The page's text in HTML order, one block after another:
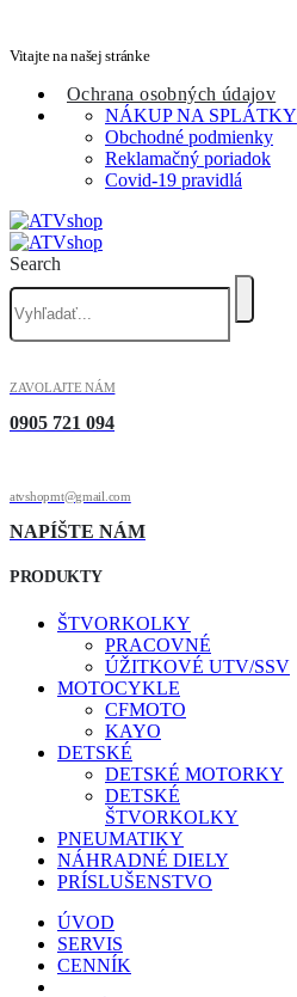
Vitajte na našej stránke
Ochrana osobných údajov
NÁKUP NA SPLÁTKY
Obchodné podmienky
Reklamačný poriadok
Covid-19 pravidlá
Search
ZAVOLAJTE NÁM
0905 721 094
atvshopmt@gmail.com
NAPÍŠTE NÁM
PRODUKTY
ŠTVORKOLKY
PRACOVNÉ
ÚŽITKOVÉ UTV/SSV
MOTOCYKLE
CFMOTO
KAYO
DETSKÉ
DETSKÉ MOTORKY
DETSKÉ
ŠTVORKOLKY
PNEUMATIKY
NÁHRADNÉ DIELY
PRÍSLUŠENSTVO
ÚVOD
SERVIS
CENNÍK